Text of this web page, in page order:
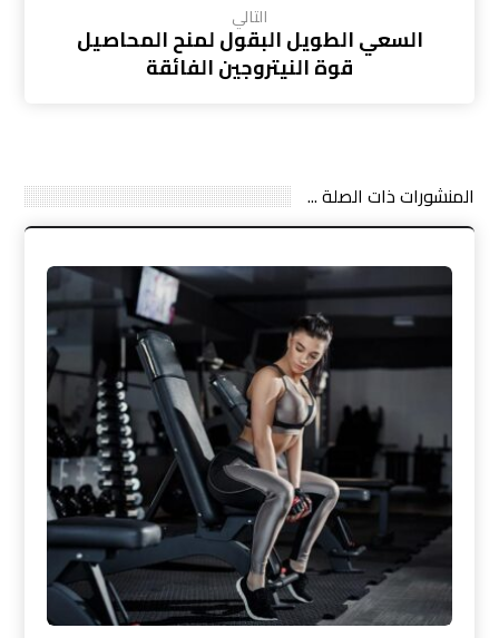
التالي
السعي الطويل البقول لمنح المحاصيل
قوة النيتروجين الفائقة
المنشورات ذات الصلة ...